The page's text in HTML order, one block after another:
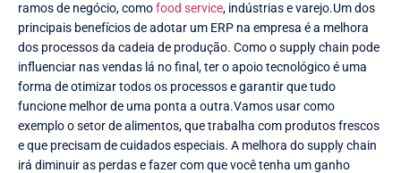
ramos de negócio, comofood service, indústrias e varejo.Um dos
principais benefícios de adotar um ERP na empresa é a melhora
dos processos da cadeia de produção. Como o supply chain pode
influenciar nas vendas lá no final, ter o apoio tecnológico é uma
forma de otimizar todos os processos e garantir que tudo
funcione melhor de uma ponta a outra.Vamos usar como
exemplo o setor de alimentos, que trabalha com produtos frescos
e que precisam de cuidados especiais. A melhora do supply chain
irá diminuir as perdas e fazer com que você tenha um ganho